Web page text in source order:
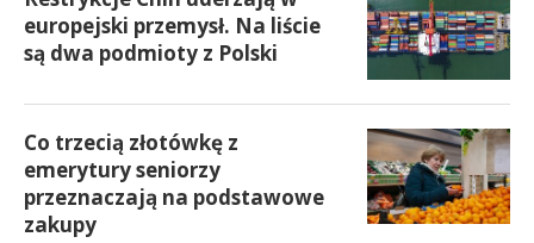
europejski przemysł. Na liście
są dwa podmioty z Polski
Co trzecią złotówkę z
emerytury seniorzy
przeznaczają na podstawowe
zakupy